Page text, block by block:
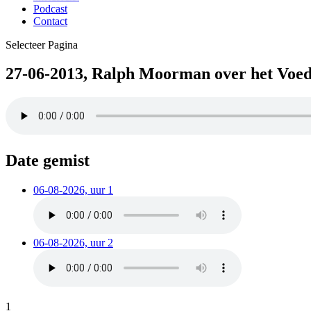
Podcast
Contact
Selecteer Pagina
27-06-2013, Ralph Moorman over het
Date gemist
06-08-2026, uur 1
06-08-2026, uur 2
1